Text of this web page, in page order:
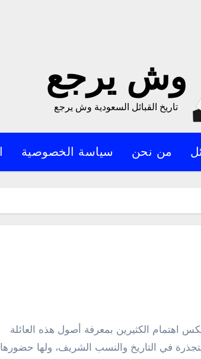
وش يرجع
تاريخ القبائل السعودية وش يرجع
من نحن سياسة الخصوصية
في التاريخ والنسب الشريف، ولها حضورها